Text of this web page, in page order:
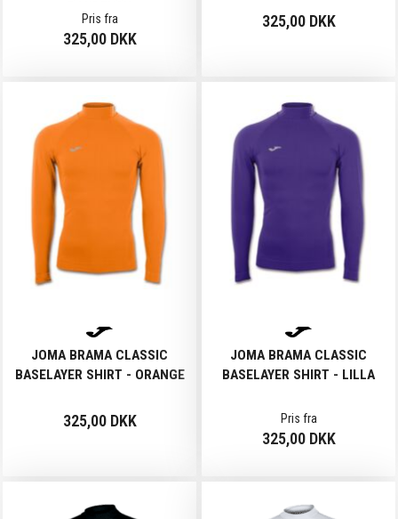
Pris fra
325,00 DKK
325,00 DKK
JOMA BRAMA CLASSIC
BASELAYER SHIRT - ORANGE
325,00 DKK
JOMA BRAMA CLASSIC
BASELAYER SHIRT - LILLA
Pris fra
325,00 DKK